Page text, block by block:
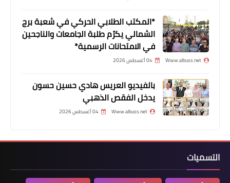
*امرأة سورية تعترف بقtتل طفلَيها في
الحدت.. وشعبة المعلومات تكشف
تفاصيل الجريمة*
أخبار ‏البص
*المكتب الطلابي الحركي في شعبة برج
الشمالي يكرّم طلبة الجامعات والناجحين
في الامتحانات الرسمية*
Www.albuss.net 04 أغسطس 2026
بالفيديو العريس هادي حسين حسون
يدخل الفقص الذهبي
Www.albuss.net 04 أغسطس 2026
التسميات